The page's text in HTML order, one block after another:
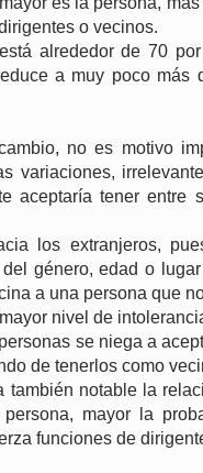
o vecinos.
alrededor de 70
a muy poco más
no es motivo
variaciones,
aceptaría tener entre
los extranjeros,
género, edad o
a una persona que
nivel de
se niega a
de tenerlos como
notable la
mayor la
funciones de